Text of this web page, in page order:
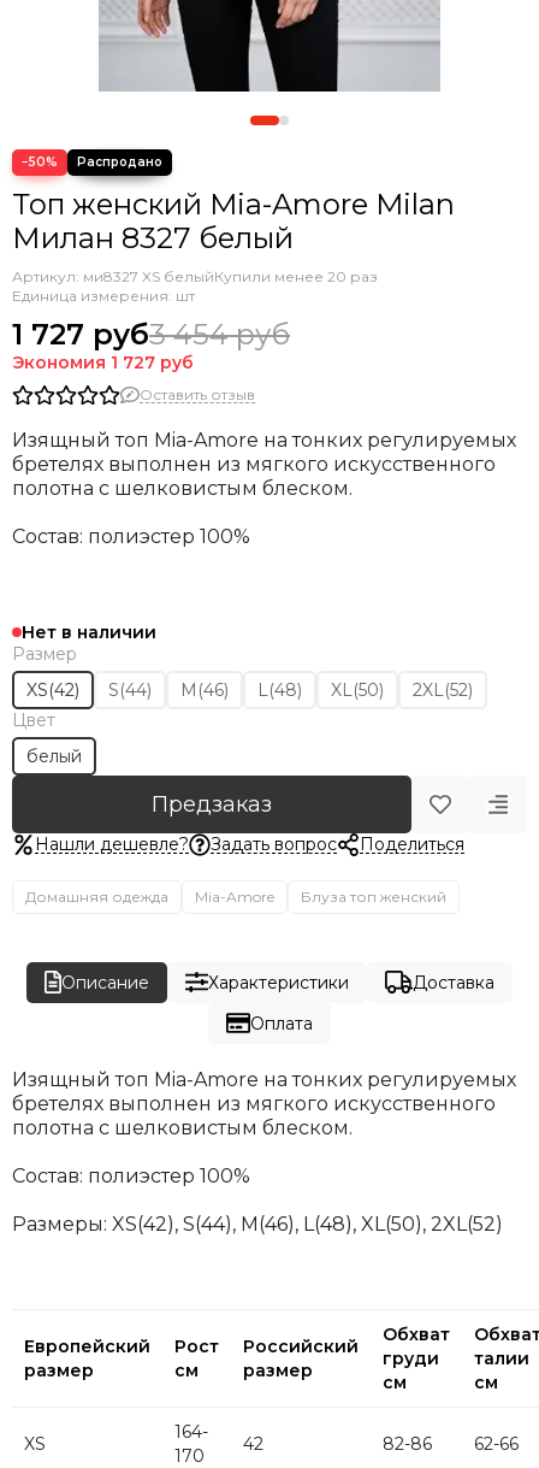
−50%
Топ женский Mia-Amore Milan
Милан 8327 белый
Артикул: ми8327 XS белыйКупили менее 20 раз
Единица измерения: шт
1 727 руб3 454 руб
Экономия 1 727 руб
Оставить отзыв
Изящный топ Mia-Amore на тонких регулируемых
бретелях выполнен из мягкого искусственного
полотна с шелковистым блеском.
Состав: полиэстер 100%
Нет в наличии
Размер
XS(42)
S(44) M(46) L(48) XL(50)
2XL(52)
Цвет
белый
Предзаказ
Нашли дешевле? Задать вопрос Поделиться
Домашняя одежда Mia-Amore Блуза топ женский
Описание Характеристики
Доставка
Оплата
Изящный топ Mia-Amore на тонких регулируемых
бретелях выполнен из мягкого искусственного
полотна с шелковистым блеском.
Состав: полиэстер 100%
Размеры: XS(42), S(44), М(46), L(48), XL(50), 2XL(52)
Европейский
размер
Рост
см
Российский
размер
Обхват
груди
см
талии
см
XS
164-
170
42 82-86 62-66